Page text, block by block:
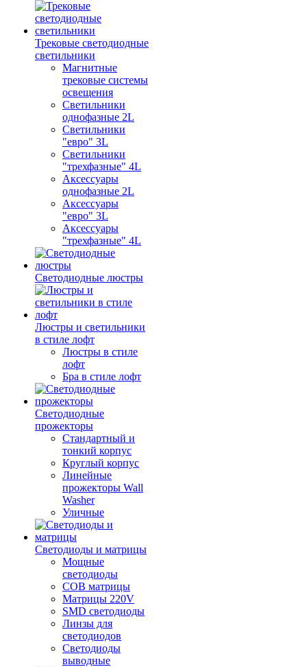
Трековые светодиодные
светильники
Магнитные
трековые системы
освещения
Светильники
однофазные 2L
Светильники
"евро" 3L
Светильники
"трехфазные" 4L
Аксессуары
однофазные 2L
Аксессуары
"евро" 3L
Аксессуары
"трехфазные" 4L
Светодиодные люстры
Люстры и светильники
в стиле лофт
Люстры в стиле
лофт
Бра в стиле лофт
Светодиодные
прожекторы
Стандартный и
тонкий корпус
Круглый корпус
Линейные
прожекторы Wall
Washer
Уличные
Светодиоды и матрицы
Мощные
светодиоды
COB матрицы
Матрицы 220V
SMD светодиоды
Линзы для
светодиодов
Светодиоды
выводные